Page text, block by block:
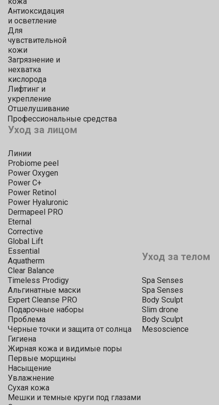
Антиоксидация
и осветление
Для
чувствительной
кожи
Загрязнение и
нехватка
кислорода
Лифтинг и
укрепление
Отшелушивание
Профессиональные средства
Уход за лицом
Линии
Probiome peel
Power Oxygen
Power C+
Power Retinol
Power Hyaluronic
Dermapeel PRO
Eternal
Corrective
Global Lift
Essential
Aquatherm
Clear Balance
Timeless Prodigy
Альгинатные маски
Expert Cleanse PRO
Подарочные наборы
Проблема
Черные точки и защита от солнца
Гигиена
Жирная кожа и видимые поры
Первые морщины
Насыщение
Увлажнение
Сухая кожа
Мешки и темные круги под глазами
Уход за телом
Spa Senses
Spa Senses
Body Sculpt
Slim drone
Body Sculpt
Mesoscience